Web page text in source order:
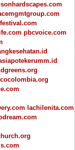
pbcvoice.com
lachilenita.com